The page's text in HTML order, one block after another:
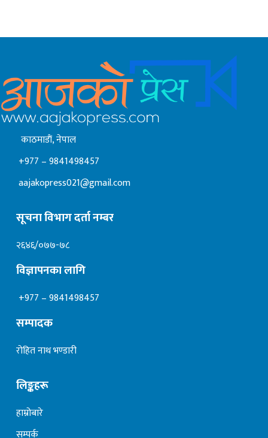
काठमाडाैं, नेपाल
+977 – 9841498457
aajakopress021@gmail.com
सूचना विभाग दर्ता नम्बर
२६४६/०७७-७८
विज्ञापनका लागि
+977 – 9841498457
सम्पादक
रोहित नाथ भण्डारी
लिङ्कहरू
हाम्रोबारे